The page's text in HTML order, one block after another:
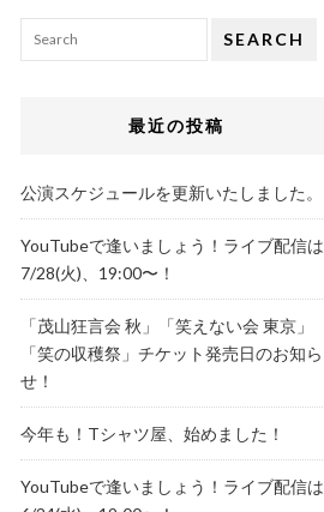
SEARCH
最近の投稿
公演スケジュールを更新いたしました。
YouTubeで逢いましょう！ライブ配信は
7/28(火)、19:00〜！
「茂山狂言会 秋」「笑えない会 東京」
「笑の収穫祭」チケット発売日のお知ら
せ！
今年も！Tシャツ屋、始めました！
YouTubeで逢いましょう！ライブ配信は